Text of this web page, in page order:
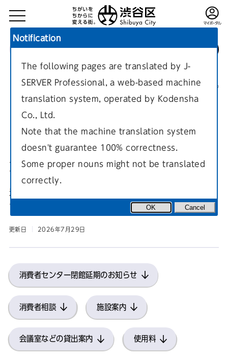
現在のページ
消費者センター
消費者センターでは、消費者相談や会議室の貸出しなどを行っ
ています。
更新日 2026年7月29日
消費者センター閉館延期のお知らせ
消費者相談 施設案内
会議室などの貸出案内 使用料
Notification
The following pages are translated by J-
SERVER Professional, a web-based machine
translation system, operated by Kodensha
Co., Ltd.
Note that the machine translation system
doesn't guarantee 100% correctness.
Some proper nouns might not be translated
correctly.
OK Cancel